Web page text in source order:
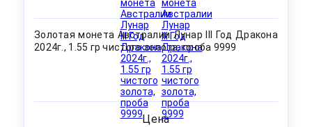
Золотая монета Австралии Лунар III Год Дракона
2024г., 1.55 гр чистого золота, проба 9999
Цена